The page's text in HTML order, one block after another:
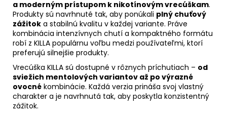
a moderným prístupom k nikotínovým vrecúškam.
Produkty sú navrhnuté tak, aby ponúkali plný chuťový
zážitok a stabilnú kvalitu v každej variante. Práve
kombinácia intenzívnych chutí a kompaktného formátu
robí z KILLA populárnu voľbu medzi používateľmi, ktorí
preferujú silnejšie produkty.
Vrecúška KILLA sú dostupné v rôznych príchutiach – od
sviežich mentolových variantov až po výrazné
ovocné kombinácie. Každá verzia prináša svoj vlastný
charakter a je navrhnutá tak, aby poskytla konzistentný
zážitok.